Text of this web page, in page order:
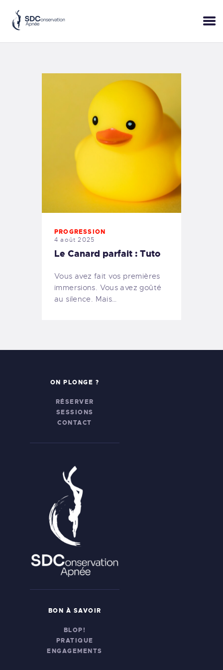
ACCUEIL
PRATIQUE
A PROPOS
BONS CADEAUX
RÉSERVER
+33 (6) 95 50 18 95
PROGRESSION
4 août 2025
Le Canard parfait : Tuto
Vous avez fait vos premières
immersions. Vous avez goûté
au silence. Mais…
ON PLONGE ?
RÉSERVER
SESSIONS
CONTACT
BON À SAVOIR
BLOP!
PRATIQUE
ENGAGEMENTS